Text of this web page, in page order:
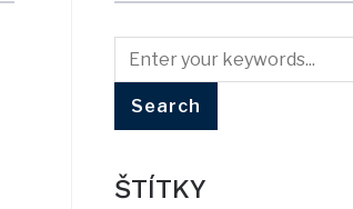
ŠTÍTKY